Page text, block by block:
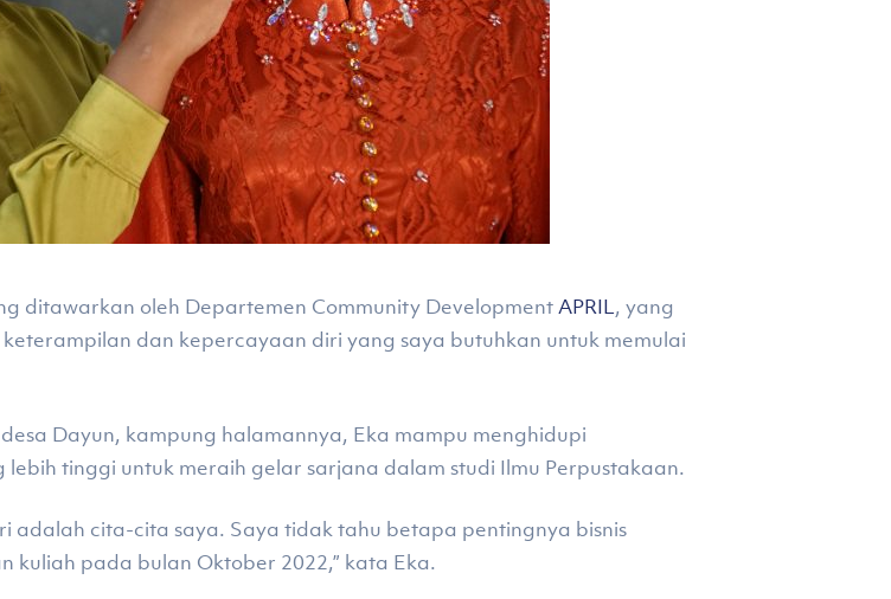
ditawarkan oleh Departemen Community DevelopmentAPRIL, yang
dan kepercayaan diri yang saya butuhkan untuk memulai
Dayun, kampung halamannya, Eka mampu menghidupi
tinggi untuk meraih gelar sarjana dalam studi Ilmu Perpustakaan.
adalah cita-cita saya. Saya tidak tahu betapa pentingnya bisnis
kuliah pada bulan Oktober 2022,” kata Eka.